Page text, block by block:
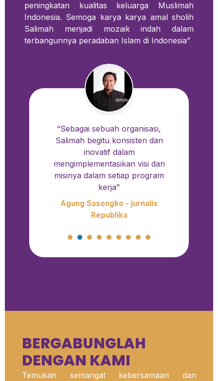
peningkatan kualitas keluarga Muslimah
Indonesia. Semoga karya karya amal sholih
Salimah menjadi mozaik indah dalam
terbangunnya peradaban Islam di Indonesia”
“Sebagai sebuah organisasi,
Salimah begitu konsisten dan
inovatif dalam
mengimplementasikan visi dan
misinya dalam setiap program
kerja”
Agung Sasongko - jurnalis
Republika
BERGABUNGLAH
DENGAN KAMI
Temukan semangat kebersamaan dan